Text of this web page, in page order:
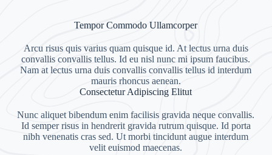
Tempor Commodo Ullamcorper
Arcu risus quis varius quam quisque id. At lectus urna duis
convallis convallis tellus. Id eu nisl nunc mi ipsum faucibus.
Nam at lectus urna duis convallis convallis tellus id interdum
mauris rhoncus aenean.
Consectetur Adipiscing Elitut
Nunc aliquet bibendum enim facilisis gravida neque convallis.
Id semper risus in hendrerit gravida rutrum quisque. Id porta
nibh venenatis cras sed. Ut morbi tincidunt augue interdum
velit euismod maecenas.